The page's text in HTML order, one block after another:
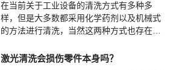
在当前关于工业设备的清洗方式有多种多
样，但是大多数都采用化学药剂以及机械式
的方法进行清洗，当然这两种方式也存在不
对环境保护的情况下，采用化学品清洗必然
激光清洗会损伤零件本身吗？